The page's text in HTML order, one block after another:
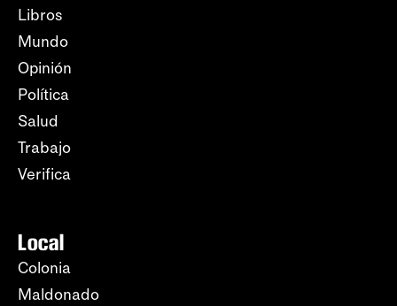
Libros
Mundo
Opinión
Política
Salud
Trabajo
Verifica
Local
Colonia
Maldonado